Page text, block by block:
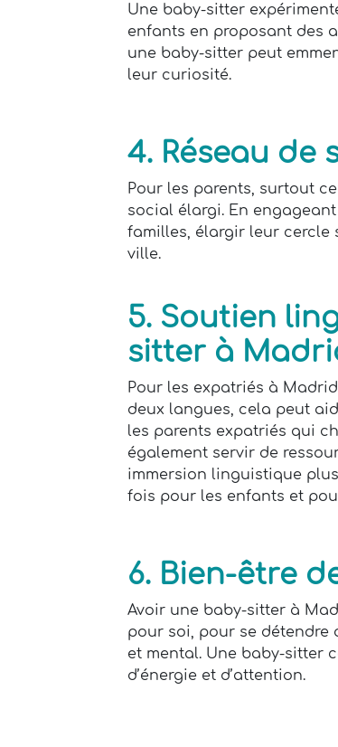
Une baby-sitter
enfants en proposant des
une baby-sitter peut
leur curiosité.
4. Réseau
Pour les parents, surtout
social élargi. En
familles, élargir leur cercle
ville.
5. Soutien
sitter à
Pour les expatriés à
deux langues, cela peut
les parents expatriés qui
également servir de
immersion linguistique
fois pour les enfants et
6. Bien-être
Avoir une baby-sitter à
pour soi, pour se
et mental. Une baby-sitter
d’énergie et d’attention.